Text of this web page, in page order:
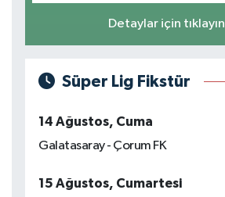
Detaylar için tıklayın
Süper Lig Fikstür
14 Ağustos, Cuma
Galatasaray - Çorum FK
15 Ağustos, Cumartesi